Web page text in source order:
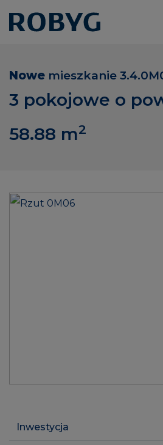
Nowe mieszkanie
3 pokojowe o
58.88 m2
Inwestycja